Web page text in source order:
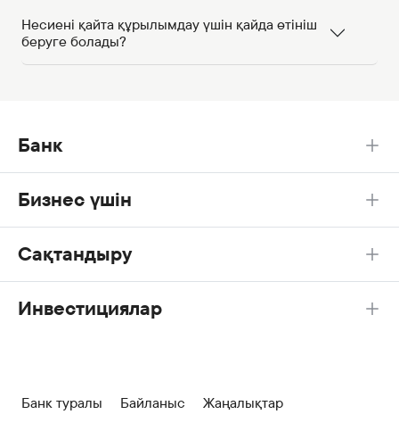
Несиені қайта құрылымдау үшін қайда өтініш
беруге болады?
Банк
Бизнес үшін
Сақтандыру
Инвестициялар
Банк туралы Байланыс
Жаңалықтар